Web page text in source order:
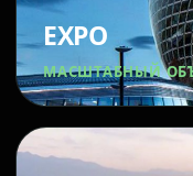
EXPO
МАСШТАБНЫЙ